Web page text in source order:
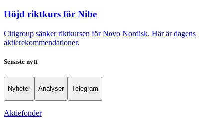
Höjd riktkurs för Nibe
Citigroup sänker riktkursen för Novo Nordisk. Här är dagens
aktierekommendationer.
Senaste nytt
Nyheter Analyser Telegram
Aktiefonder